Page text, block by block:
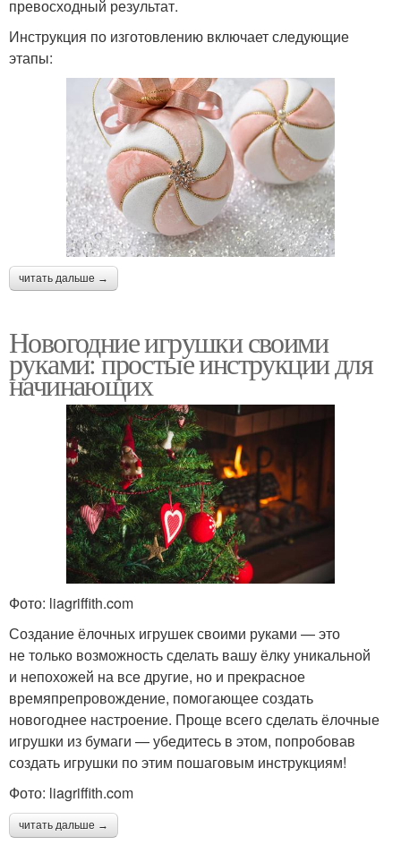
превосходный результат.
Инструкция по изготовлению включает следующие
этапы:
читать дальше →
Новогодние игрушки своими
руками: простые инструкции для
начинающих
Фото: liagriffith.com
Создание ёлочных игрушек своими руками — это
не только возможность сделать вашу ёлку уникальной
и непохожей на все другие, но и прекрасное
времяпрепровождение, помогающее создать
новогоднее настроение. Проще всего сделать ёлочные
игрушки из бумаги — убедитесь в этом, попробовав
создать игрушки по этим пошаговым инструкциям!
Фото: liagriffith.com
читать дальше →